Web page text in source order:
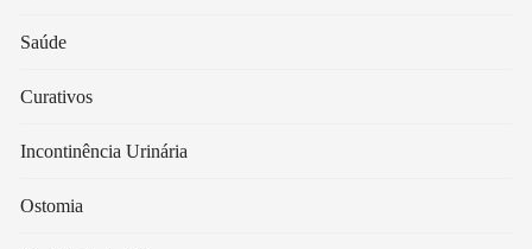
Saúde
Curativos
Incontinência Urinária
Ostomia